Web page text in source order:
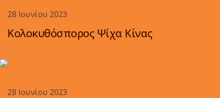
Κολοκυθόσπορος Ψίχα Κίνας
28 Ιουνίου 2023
28 Ιουνίου 2023